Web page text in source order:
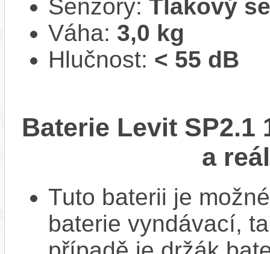
Senzory: Tlakový
Váha: 3,0 kg
Hlučnost: < 55 dB
Baterie Levit SP2.1
a
Tuto baterii je
baterie vyndávací,